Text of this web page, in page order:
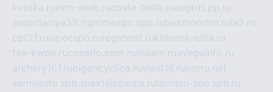
kvotka.ru iron-snab.rucosta-bella.rueugrus.pp.ru
associaciya39.ruprimexpo.spb.rubezmorchin.ru ia2.ru
cpt21.ru ispecspb.ru regahost.rukolosok-elita.ru
tae-kwon.ruconsrio.com.ru insiam.ruavegainfo.ru
archery161.rubigencyclica.ruvlast16.rukorru.net
sarmiento.spb.suextelopedia.ru lammin-suo.spb.ru